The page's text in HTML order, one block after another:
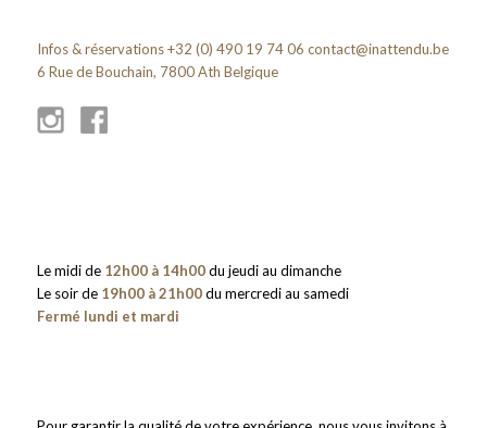
Infos & réservations +32 (0) 490 19 74 06 contact@inattendu.be
6 Rue de Bouchain, 7800 Ath Belgique
Le midi de 12h00 à 14h00du jeudi au dimanche
Le soir de 19h00 à 21h00du mercredi au samedi
Fermé lundi et mardi